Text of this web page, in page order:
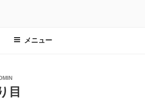
メニュー
目